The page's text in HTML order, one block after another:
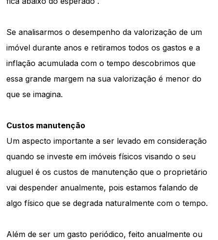
Se analisarmos o desempenho da valorização de um
imóvel durante anos e retiramos todos os gastos e a
inflação acumulada com o tempo descobrimos que
essa grande margem na sua valorização é menor do
que se imagina.
Custos manutenção
Um aspecto importante a ser levado em consideração
quando se investe em imóveis físicos visando o seu
aluguel é os custos de manutenção que o proprietário
vai despender anualmente, pois estamos falando de
algo físico que se degrada naturalmente com o tempo.
Além de ser um gasto periódico, feito anualmente ou